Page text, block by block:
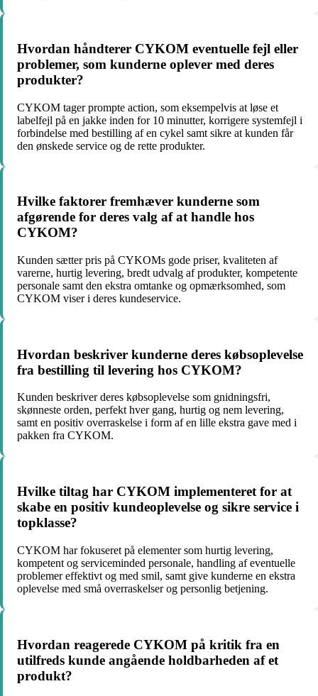
Hvordan håndterer CYKOM eventuelle fejl eller
problemer, som kunderne oplever med deres
produkter?
CYKOM tager prompte action, som eksempelvis at løse et
labelfejl på en jakke inden for 10 minutter, korrigere systemfejl i
forbindelse med bestilling af en cykel samt sikre at kunden får
den ønskede service og de rette produkter.
Hvilke faktorer fremhæver kunderne som
afgørende for deres valg af at handle hos
CYKOM?
Kunden sætter pris på CYKOMs gode priser, kvaliteten af
varerne, hurtig levering, bredt udvalg af produkter, kompetente
personale samt den ekstra omtanke og opmærksomhed, som
CYKOM viser i deres kundeservice.
Hvordan beskriver kunderne deres købsoplevelse
fra bestilling til levering hos CYKOM?
Kunden beskriver deres købsoplevelse som gnidningsfri,
skønneste orden, perfekt hver gang, hurtig og nem levering,
samt en positiv overraskelse i form af en lille ekstra gave med i
pakken fra CYKOM.
Hvilke tiltag har CYKOM implementeret for at
skabe en positiv kundeoplevelse og sikre service i
topklasse?
CYKOM har fokuseret på elementer som hurtig levering,
kompetent og serviceminded personale, handling af eventuelle
problemer effektivt og med smil, samt give kunderne en ekstra
oplevelse med små overraskelser og personlig betjening.
Hvordan reagerede CYKOM på kritik fra en
utilfreds kunde angående holdbarheden af et
produkt?